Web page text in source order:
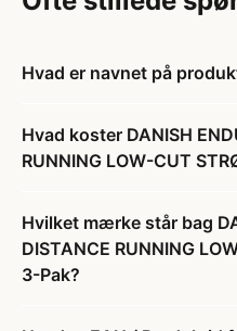
Hvad er navnet på
Hvad koster DANISH
RUNNING LOW-CUT
Hvilket mærke står bag
DISTANCE RUNNING
3-Pak?